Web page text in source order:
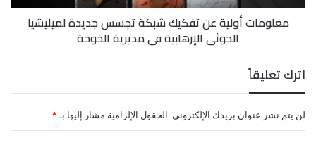
الحوثي
الإرهابيةمعلومات أولية عن تفكيك شبكة تجسس جديدة لميليشيا
الحوثي الإرهابية في مديرية الخوخة
اترك تعليقاً
لن يتم نشر عنوان بريدك الإلكتروني. الحقول الإلزامية مشار إليها بـ *